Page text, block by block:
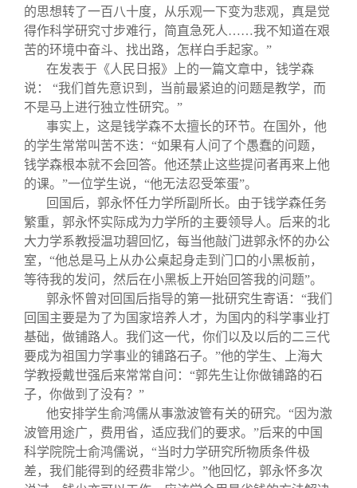
的思想转了一百八十度，从乐观一下变为悲观，真是觉
得作科学研究寸步难行，简直急死人……我不知道在艰
苦的环境中奋斗、找出路，怎样白手起家。”
在发表于《人民日报》上的一篇文章中，钱学森
说： “我们首先意识到，当前最紧迫的问题是教学，而
不是马上进行独立性研究。”
事实上，这是钱学森不太擅长的环节。在国外，他
的学生常常叫苦不迭：“如果有人问了个愚蠢的问题，
钱学森根本就不会回答。他还禁止这些提问者再来上他
的课。”一位学生说，“他无法忍受笨蛋”。
回国后，郭永怀任力学所副所长。由于钱学森任务
繁重，郭永怀实际成为力学所的主要领导人。后来的北
大力学系教授温功碧回忆，每当他敲门进郭永怀的办公
室，“他总是马上从办公桌起身走到门口的小黑板前，
等待我的发问，然后在小黑板上开始回答我的问题”。
郭永怀曾对回国后指导的第一批研究生寄语：“我们
回国主要是为了为国家培养人才，为国内的科学事业打
基础，做铺路人。我们这一代，你们以及以后的二三代
要成为祖国力学事业的铺路石子。”他的学生、上海大
学教授戴世强后来常常自问：“郭先生让你做铺路的石
子，你做到了没有？”
他安排学生俞鸿儒从事激波管有关的研究。“因为激
波管用途广，费用省，适应我们的要求。”后来的中国
科学院院士俞鸿儒说，“当时力学研究所物质条件极
差，我们能得到的经费非常少。”他回忆，郭永怀多次